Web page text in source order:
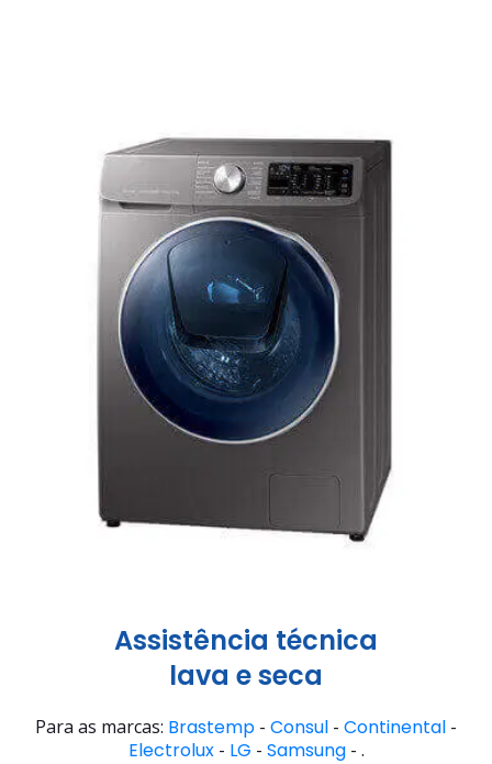
Assistência técnica
lava e seca
Para as marcas: Brastemp - Consul - Continental -
Electrolux- LG - Samsung- .